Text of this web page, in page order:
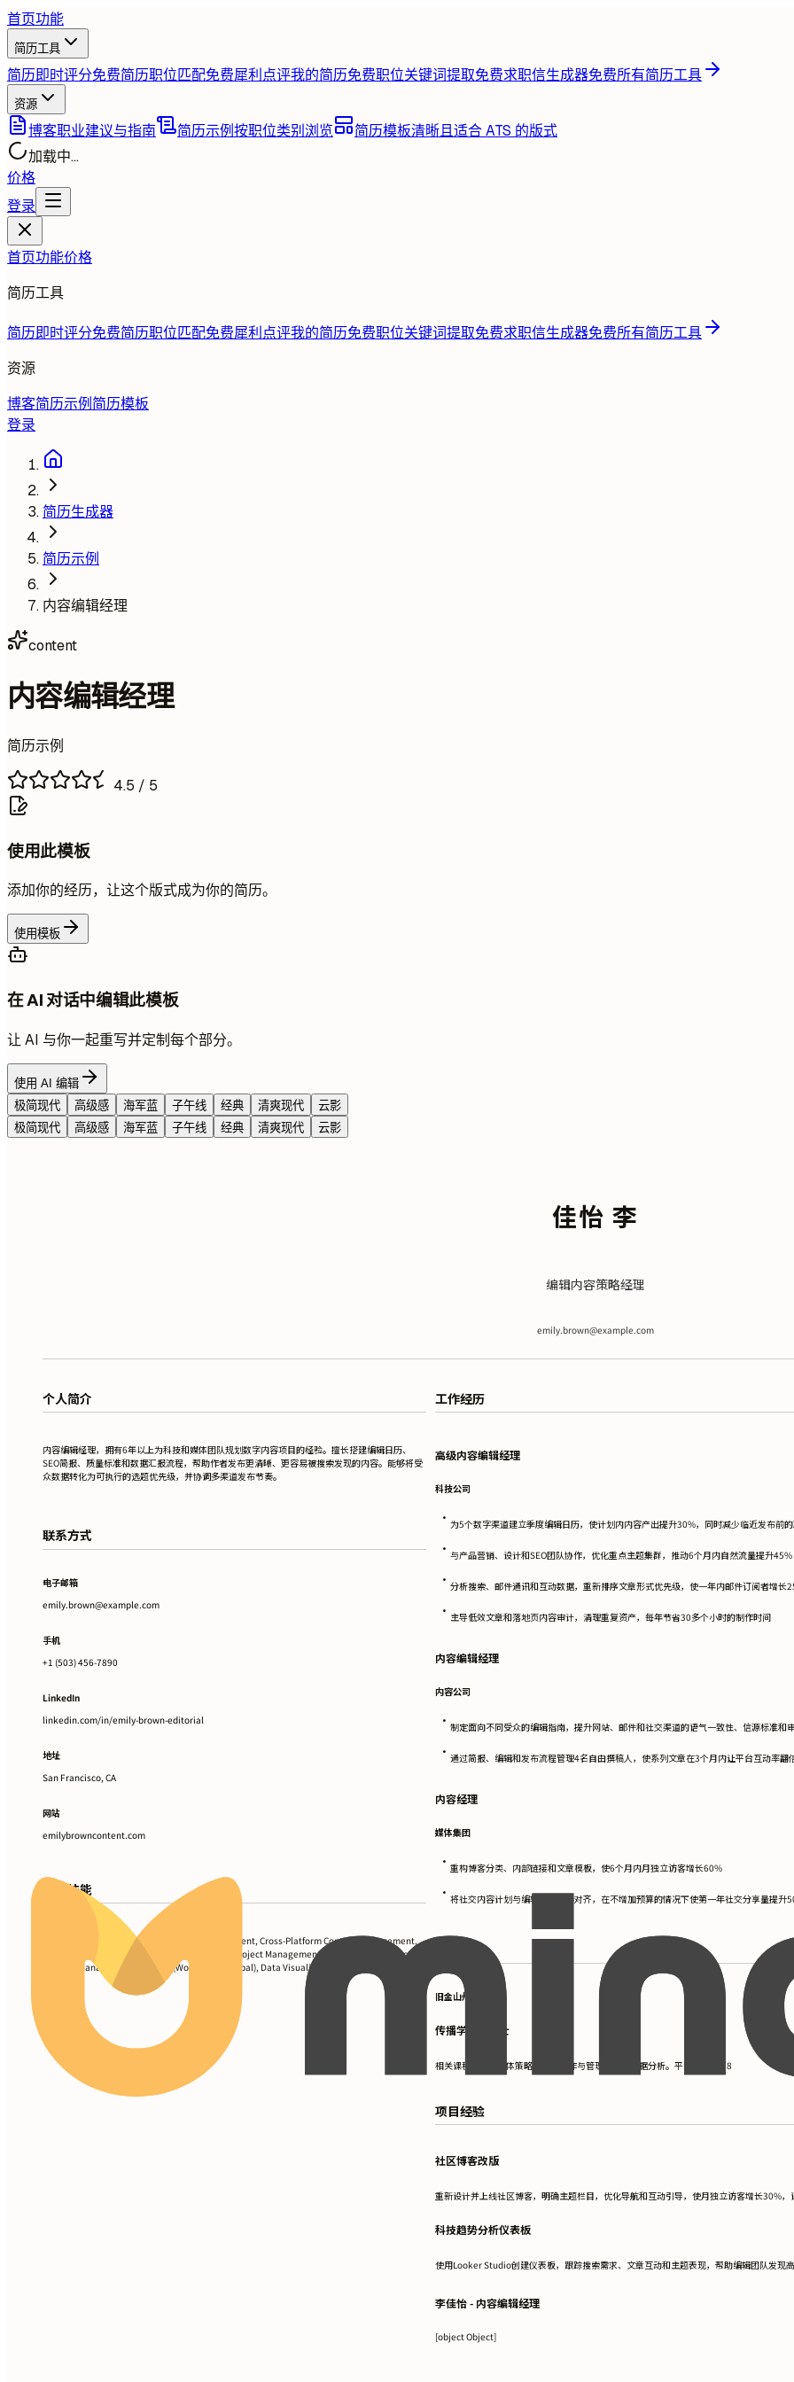
首页功能
简历工具
简历即时评分免费简历职位匹配免费犀利点评我的简历免费职位关键词提取免费求职信生成器免费所有简历工具
资源
博客职业建议与指南 简历示例按职位类别浏览 简历模板清晰且适合 ATS 的版式
加载中...
价格
登录
首页功能价格
简历工具
简历即时评分免费简历职位匹配免费犀利点评我的简历免费职位关键词提取免费求职信生成器免费所有简历工具
资源
博客简历示例 简历模板
登录
简历生成器
简历示例
内容编辑经理
content
内容编辑经理
简历示例
4.5 / 5
使用此模板
添加你的经历，让这个版式成为你的简历。
使用模板
在 AI 对话中编辑此模板
让 AI 与你一起重写并定制每个部分。
使用 AI 编辑
极简现代
高级感 海军蓝 子午线 经典 清爽现代
云影
极简现代
高级感 海军蓝 子午线 经典 清爽现代 云影
佳怡 李
编辑内容策略经理
emily.brown@example.com
个人简介
内容编辑经理，拥有6年以上为科技和媒体团队规划数字内容项目的经验。擅长搭建编辑日历、
SEO简报、质量标准和数据汇报流程，帮助作者发布更清晰、更容易被搜索发现的内容。能够将受
众数据转化为可执行的选题优先级，并协调多渠道发布节奏。
联系方式
电子邮箱
emily.brown@example.com
手机
+1 (503) 456-7890
LinkedIn
linkedin.com/in/emily-brown-editorial
地址
San Francisco, CA
网站
emilybrowncontent.com
专业技能
SEO Optimization, Editorial Calendar Development, Cross-Platform Content Management,
Content Audit and Analysis, Google Analytics, Project Management Software (Asana, Trello),
Content Management Systems (WordPress, Drupal), Data Visualization Tools
工作经历
高级内容编辑经理
科技公司
• 为5个数字渠道建立季度编辑日历，使计划内内容产出提升30%，同时减少临近发布前
• 与产品营销、设计和SEO团队协作，优化重点主题集群，推动6个月内自然流量提升45%
• 分析搜索、邮件通讯和互动数据，重新排序文章形式优先级，使一年内邮件订阅者增长
• 主导低效文章和落地页内容审计，清理重复资产，每年节省30多个小时的制作时间
内容编辑经理
内容公司
• 制定面向不同受众的编辑指南，提升网站、邮件和社交渠道的语气一致性、信源标准和
• 通过简报、编辑和发布流程管理4名自由撰稿人，使系列文章在3个月内让平台互动率翻
内容经理
媒体集团
• 重构博客分类、内部链接和文章模板，使6个月内月独立访客增长60%
• 将社交内容计划与编辑发布节奏对齐，在不增加预算的情况下使第一年社交分享量提升
教育背景
旧金山州立大学
传播学文学学士
相关课程：数字媒体策略、内容创作与管理、营销数据分析。平均绩点：3.8
项目经验
社区博客改版
重新设计并上线社区博客，明确主题栏目，优化导航和互动引导，使月独立访客增长30%，
科技趋势分析仪表板
使用Looker Studio创建仪表板，跟踪搜索需求、文章互动和主题表现，帮助编辑团队发现
李佳怡 - 内容编辑经理
[object Object]